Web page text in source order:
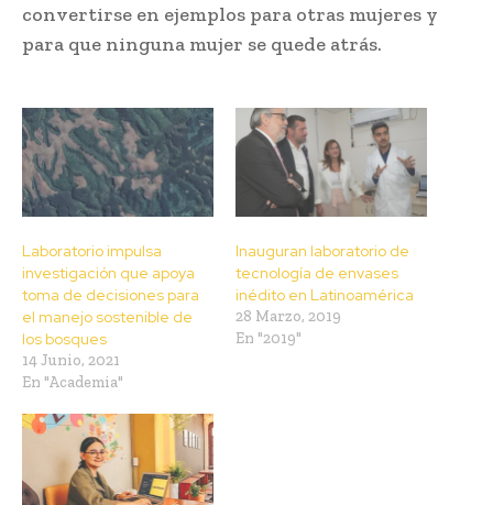
convertirse en ejemplos para otras mujeres y
para que ninguna mujer se quede atrás.
Laboratorio impulsa
investigación que apoya
toma de decisiones para
el manejo sostenible de
los bosques
14 Junio, 2021
En "Academia"
Inauguran laboratorio de
tecnología de envases
inédito en Latinoamérica
28 Marzo, 2019
En "2019"